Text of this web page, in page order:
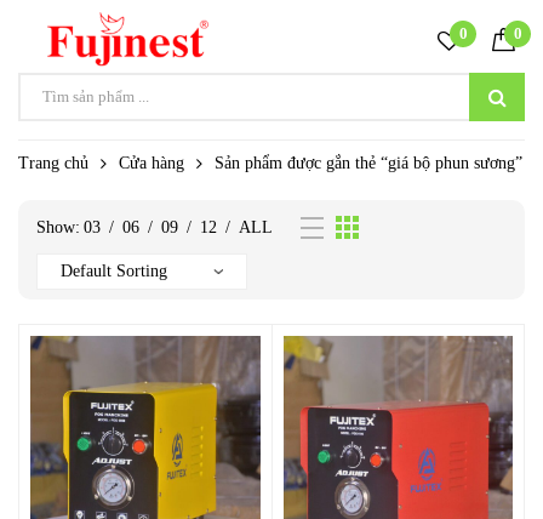
0 0
Trang chủ Cửa hàng Sản phẩm được gắn thẻ “giá bộ phun sương”
Show: 03 / 06 / 09 / 12 / ALL